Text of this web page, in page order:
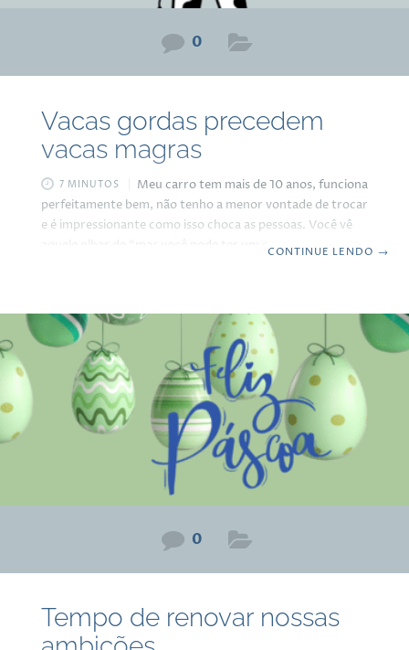
0
Vacas gordas precedem
vacas magras
7 MINUTOS
Meu carro tem mais de 10 anos, funciona
perfeitamente bem, não tenho a menor vontade de trocar
e é impressionante como isso choca as pessoas. Você vê
aquele olhar de “mas você pode ter um carro novo
preciso?“ Essa é a pergunta equivocada que a maioria faz.
A pergunta mais
CONTINUE LENDO →
0
Tempo de renovar nossas